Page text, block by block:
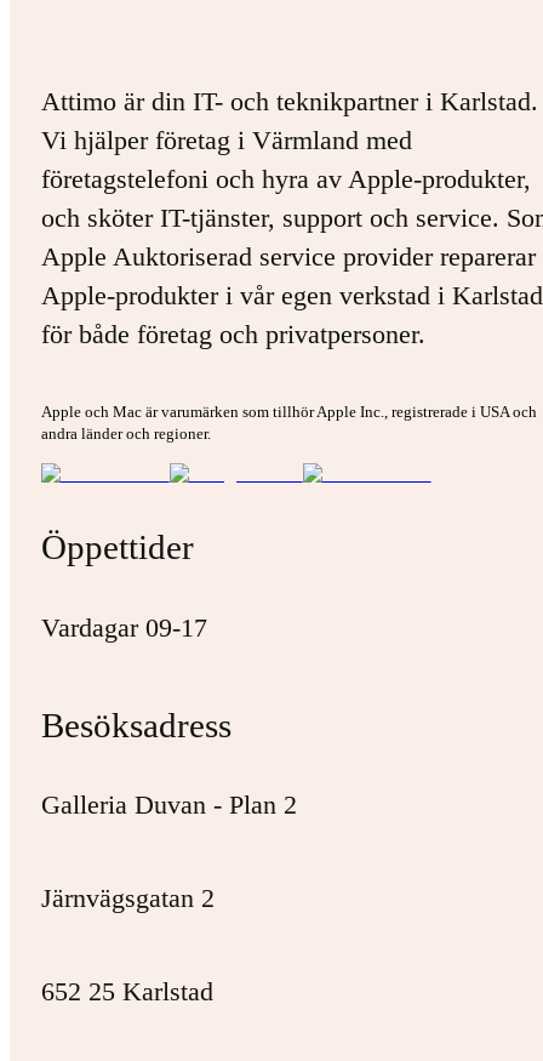
Attimo är din IT- och teknikpartner i Karlstad.
Vi hjälper företag i Värmland med
företagstelefoni och hyra av Apple-produkter,
och sköter IT-tjänster, support och service.
Apple Auktoriserad service provider
Apple-produkter i vår egen verkstad i
för både företag och privatpersoner.
Apple och Mac är varumärken som tillhör Apple Inc., registrerade i USA och
andra länder och regioner.
Öppettider
Vardagar 09-17
Besöksadress
Galleria Duvan - Plan 2
Järnvägsgatan 2
652 25 Karlstad